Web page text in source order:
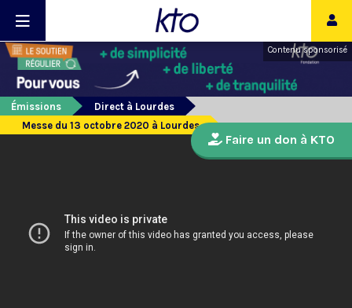
Contenu sponsorisé
Émissions
Direct à Lourdes
Messe du 13 octobre 2020 à Lourdes
Faire un don à KTO